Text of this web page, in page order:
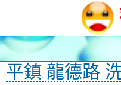
平鎮 龍德路